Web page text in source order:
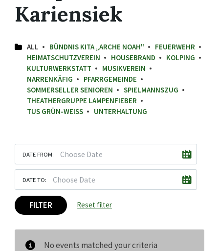
Kariensiek
ALL BÜNDNIS KITA „ARCHE NOAH"
FEUERWEHR
HEIMATSCHUTZVEREIN
HOUSEBRAND
KOLPING
KULTURWERKSTATT
MUSIKVEREIN
NARRENKÄFIG
PFARRGEMEINDE
SOMMERSELLER SENIOREN
SPIELMANNSZUG
THEATHERGRUPPE LAMPENFIEBER
TUS GRÜN-WEISS
UNTERHALTUNG
DATE FROM:
DATE TO:
FILTER Reset filter
No events matched your criteria